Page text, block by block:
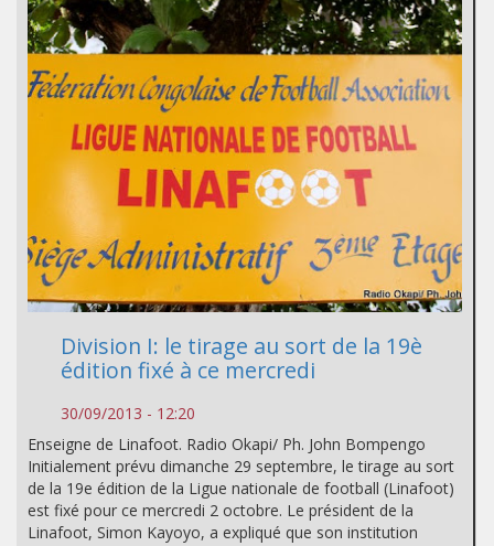
Division I: le tirage au sort de la 19è
édition fixé à ce mercredi
30/09/2013 - 12:20
Enseigne de Linafoot. Radio Okapi/ Ph. John Bompengo
Initialement prévu dimanche 29 septembre, le tirage au sort
de la 19e édition de la Ligue nationale de football (Linafoot)
est fixé pour ce mercredi 2 octobre. Le président de la
Linafoot, Simon Kayoyo, a expliqué que son institution